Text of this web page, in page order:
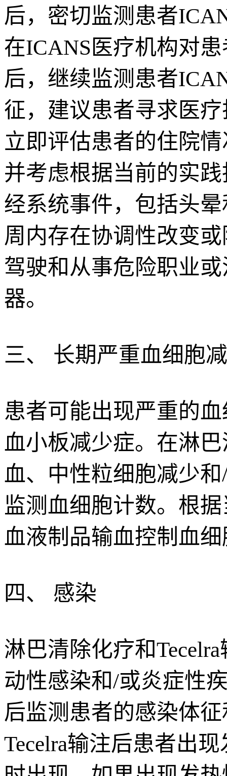
后，密切监测患者
在ICANS医疗机构对
后，继续监测患者
征，建议患者寻求医
立即评估患者的住院
并考虑根据当前的实
经系统事件，包括头
周内存在协调性改变
驾驶和从事危险职业
器。
三、 长期严重血细胞
患者可能出现严重的
血小板减少症。在淋
血、中性粒细胞减少
监测血细胞计数。根
血液制品输血控制血
四、 感染
淋巴清除化疗和
动性感染和/或炎症性
后监测患者的感染体
Tecelra输注后患者出